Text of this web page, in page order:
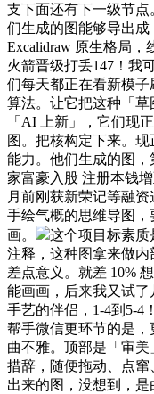
支下面还有下一级节
们生成的图能够导出成
Excalidraw 原生格局，
火箭晋级打丢147！我
们每天都正在看新模
算法。让它把这种「草
「AI 上新」，它们现
图。把核构定下来。
能力。他们生成的图
家富豪入股 注册本钱
月前刚获新荣记等融
手绘气概的思维导图，
画。
这个项目标素
注释，这种图拿来做
差点意义。就差 10%
能画画，后来我又试
手艺的伴侣，1-4到5-4
帮手微信更环节的是
曲不雅。顶部是「审
措辞，随便拖动、点
出来的图，没想到，